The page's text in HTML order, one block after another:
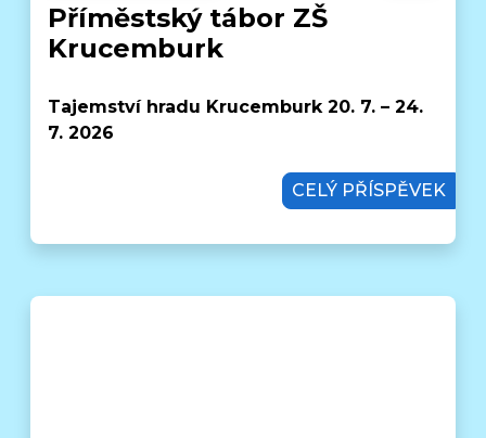
Příměstský tábor ZŠ
Krucemburk
Tajemství hradu Krucemburk 20. 7. – 24.
7. 2026
CELÝ PŘÍSPĚVEK